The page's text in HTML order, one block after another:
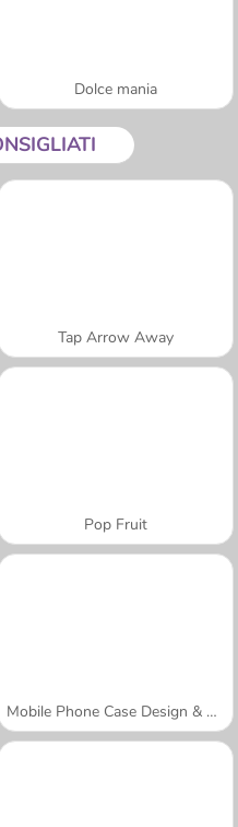
Dolce mania
Tap Arrow Away
Pop Fruit
Mobile Phone Case Design & DIY